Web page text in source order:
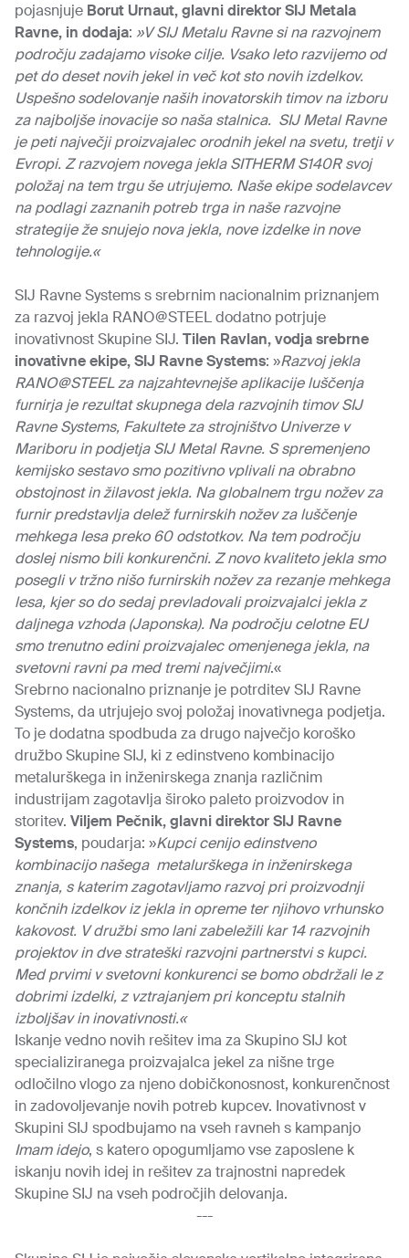
pojasnjuje Borut Urnaut, glavni direktor SIJ Metala
Ravne, in dodaja: »V SIJ Metalu Ravne si na razvojnem
področju zadajamo visoke cilje. Vsako leto razvijemo od
pet do deset novih jekel in več kot sto novih izdelkov.
Uspešno sodelovanje naših inovatorskih timov na izboru
za najboljše inovacije so naša stalnica. SIJ Metal Ravne
je peti največji proizvajalec orodnih jekel na svetu, tretji v
Evropi. Z razvojem novega jekla SITHERM S140R svoj
položaj na tem trgu še utrjujemo. Naše ekipe sodelavcev
na podlagi zaznanih potreb trga in naše razvojne
strategije že snujejo nova jekla, nove izdelke in nove
tehnologije.«
SIJ Ravne Systems s srebrnim nacionalnim priznanjem
za razvoj jekla RANO@STEEL dodatno potrjuje
inovativnost Skupine SIJ. Tilen Ravlan, vodja srebrne
inovativne ekipe, SIJ Ravne Systems: »Razvoj jekla
RANO@STEEL za najzahtevnejše aplikacije luščenja
furnirja je rezultat skupnega dela razvojnih timov SIJ
Ravne Systems, Fakultete za strojništvo Univerze v
Mariboru in podjetja SIJ Metal Ravne. S spremenjeno
kemijsko sestavo smo pozitivno vplivali na obrabno
obstojnost in žilavost jekla. Na globalnem trgu nožev za
furnir predstavlja delež furnirskih nožev za luščenje
mehkega lesa preko 60 odstotkov. Na tem področju
doslej nismo bili konkurenčni. Z novo kvaliteto jekla smo
posegli v tržno nišo furnirskih nožev za rezanje mehkega
lesa, kjer so do sedaj prevladovali proizvajalci jekla z
daljnega vzhoda (Japonska). Na področju celotne EU
smo trenutno edini proizvajalec omenjenega jekla, na
svetovni ravni pa med tremi največjimi.«
Srebrno nacionalno priznanje je potrditev SIJ Ravne
Systems, da utrjujejo svoj položaj inovativnega podjetja.
To je dodatna spodbuda za drugo največjo koroško
družbo Skupine SIJ, ki z edinstveno kombinacijo
metalurškega in inženirskega znanja različnim
industrijam zagotavlja široko paleto proizvodov in
storitev. Viljem Pečnik, glavni direktor SIJ Ravne
Systems, poudarja: »Kupci cenijo edinstveno
kombinacijo našega metalurškega in inženirskega
znanja, s katerim zagotavljamo razvoj pri proizvodnji
končnih izdelkov iz jekla in opreme ter njihovo vrhunsko
kakovost. V družbi smo lani zabeležili kar 14 razvojnih
projektov in dve strateški razvojni partnerstvi s kupci.
Med prvimi v svetovni konkurenci se bomo obdržali le z
dobrimi izdelki, z vztrajanjem pri konceptu stalnih
izboljšav in inovativnosti.«
Iskanje vedno novih rešitev ima za Skupino SIJ kot
specializiranega proizvajalca jekel za nišne trge
odločilno vlogo za njeno dobičkonosnost, konkurenčnost
in zadovoljevanje novih potreb kupcev. Inovativnost v
Skupini SIJ spodbujamo na vseh ravneh s kampanjo
Imam idejo, s katero opogumljamo vse zaposlene k
iskanju novih idej in rešitev za trajnostni napredek
Skupine SIJ na vseh področjih delovanja.
---